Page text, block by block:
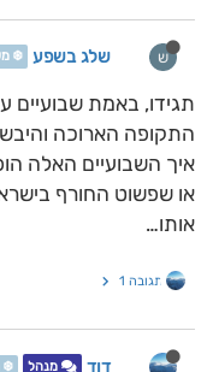
ש שלג בשפע ❄️
תגידו, באמת
התקופה הארוכה
איך השבועיים האלה
או שפשוט החורף
אותו…
תגובה 1
דוד מנהל ❄️